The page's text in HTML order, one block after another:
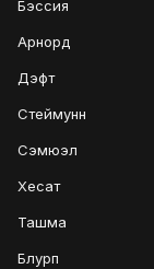
Бэссия
Арнорд
Дэфт
Стеймунн
Сэмюэл
Хесат
Ташма
Блурп